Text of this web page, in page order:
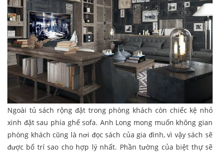
Ngoài tủ sách rộng đặt trong phòng khách còn chiếc kệ nhỏ
xinh đặt sau phía ghế sofa. Anh Long mong muốn không gian
phòng khách cũng là nơi đọc sách của gia đình, vì vậy sách sẽ
được bố trí sao cho hợp lý nhất. Phần tường của biệt thự sẽ